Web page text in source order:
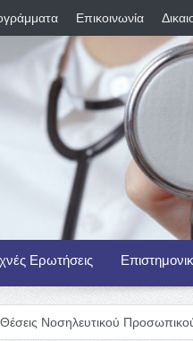
Επικοινωνία
Ερωτήσεις
Προσωπικού